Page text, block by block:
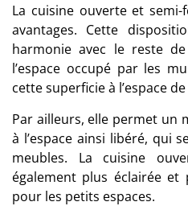
La cuisine ouverte et
avantages. Cette
harmonie avec le reste
l’espace occupé par les
cette superficie à l’espace
Par ailleurs, elle permet un
à l’espace ainsi libéré, qui
meubles. La cuisine
également plus éclairée et
pour les petits espaces.